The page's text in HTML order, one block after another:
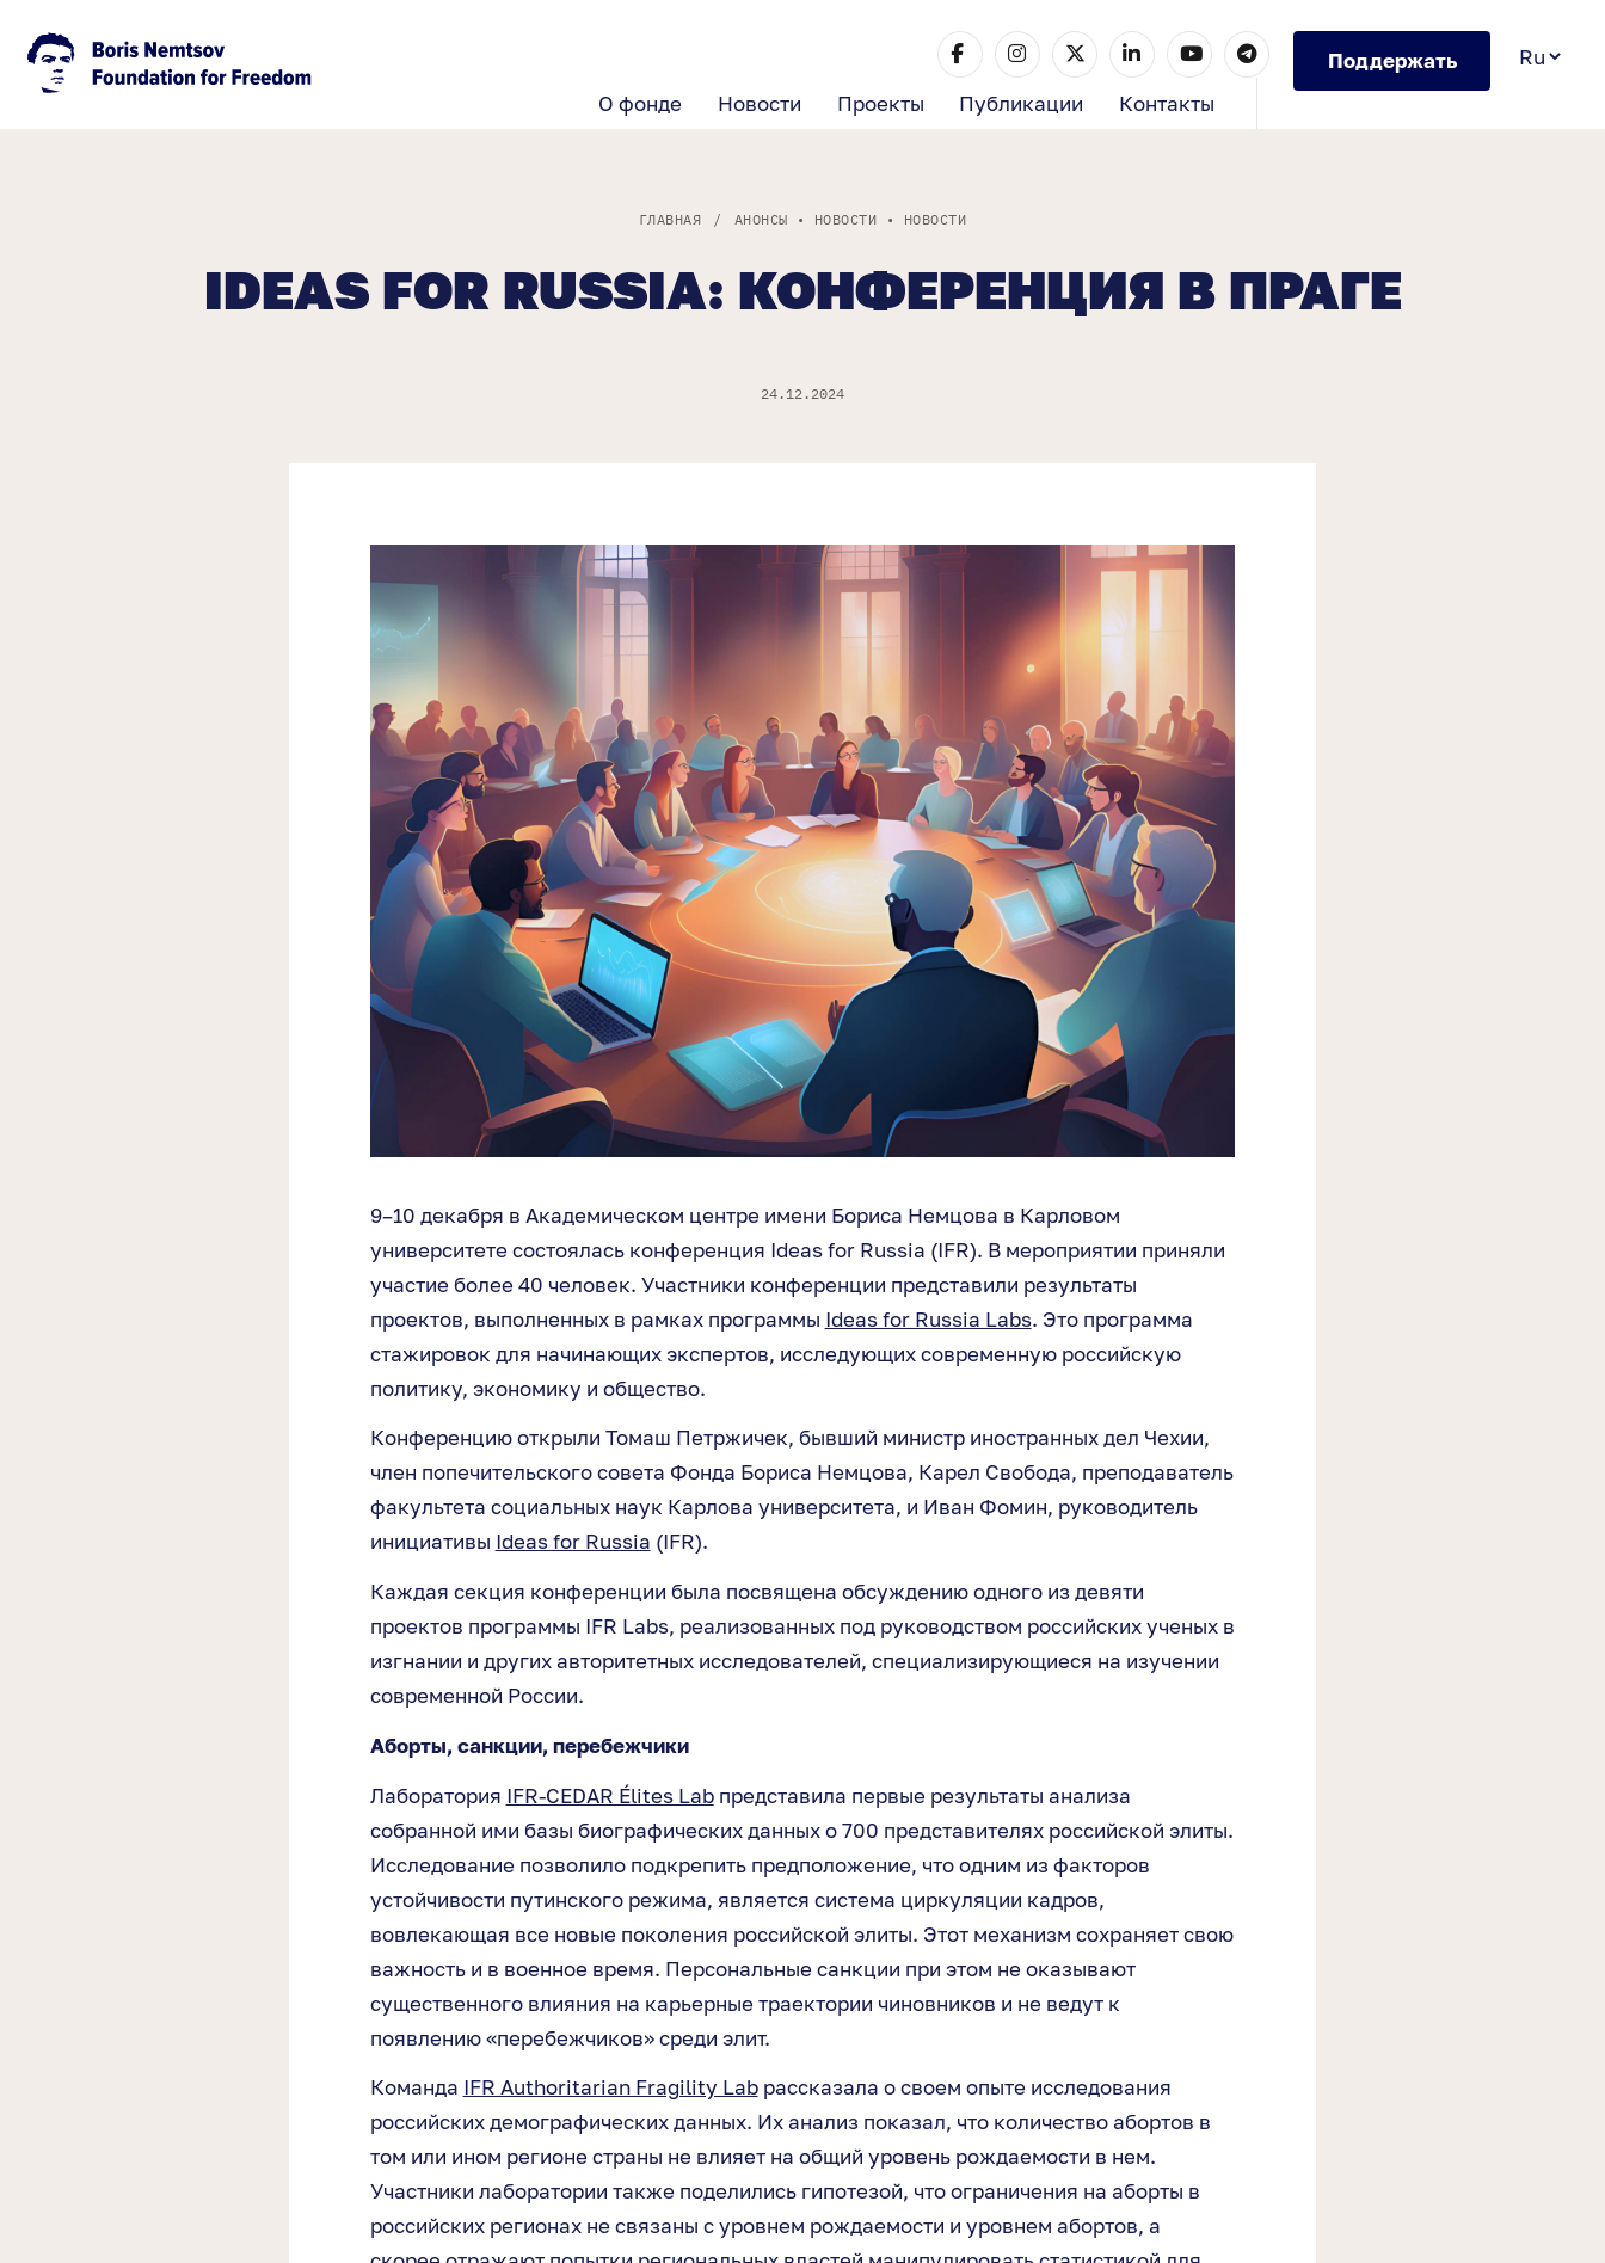
Поддержать
Контакты
Публикации
Проекты
Новости
О фонде
ГЛАВНАЯ / АНОНСЫ • НОВОСТИ • НОВОСТИ
IDEAS FOR RUSSIA: КОНФЕРЕНЦИЯ В ПРАГЕ
24.12.2024
9–10 декабря в Академическом центре имени Бориса Немцова в Карловом
университете состоялась конференция Ideas for Russia (IFR). В мероприятии приняли
участие более 40 человек. Участники конференции представили результаты
проектов, выполненных в рамках программы Ideas for Russia Labs. Это программа
стажировок для начинающих экспертов, исследующих современную российскую
политику, экономику и общество.
Конференцию открыли Томаш Петржичек, бывший министр иностранных дел Чехии,
член попечительского совета Фонда Бориса Немцова, Карел Свобода, преподаватель
факультета социальных наук Карлова университета, и Иван Фомин, руководитель
инициативы Ideas for Russia (IFR).
Каждая секция конференции была посвящена обсуждению одного из девяти
проектов программы IFR Labs, реализованных под руководством российских ученых в
изгнании и других авторитетных исследователей, специализирующиеся на изучении
современной России.
Аборты, санкции, перебежчики
Лаборатория IFR-CEDAR Élites Labпредставила первые результаты анализа
собранной ими базы биографических данных о 700 представителях российской элиты.
Исследование позволило подкрепить предположение, что одним из факторов
устойчивости путинского режима, является система циркуляции кадров,
вовлекающая все новые поколения российской элиты. Этот механизм сохраняет свою
важность и в военное время. Персональные санкции при этом не оказывают
существенного влияния на карьерные траектории чиновников и не ведут к
появлению «перебежчиков» среди элит.
Команда IFR Authoritarian Fragility Labрассказала о своем опыте исследования
российских демографических данных. Их анализ показал, что количество абортов в
том или ином регионе страны не влияет на общий уровень рождаемости в нем.
Участники лаборатории также поделились гипотезой, что ограничения на аборты в
российских регионах не связаны с уровнем рождаемости и уровнем абортов, а